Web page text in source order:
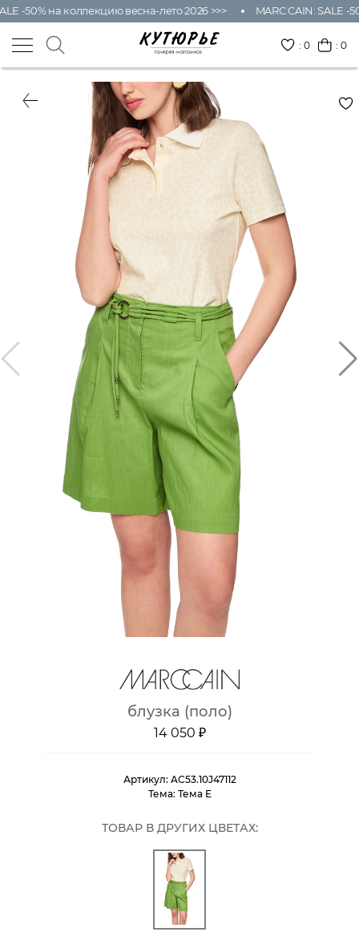
-50% на коллекцию весна-лето 2026 >>> MARC CAIN: SALE -
:0 : 0
блузка (поло)
14 050 ₽
Артикул: AC53.10J47112
Тема: Тема E
ТОВАР В ДРУГИХ ЦВЕТАХ: